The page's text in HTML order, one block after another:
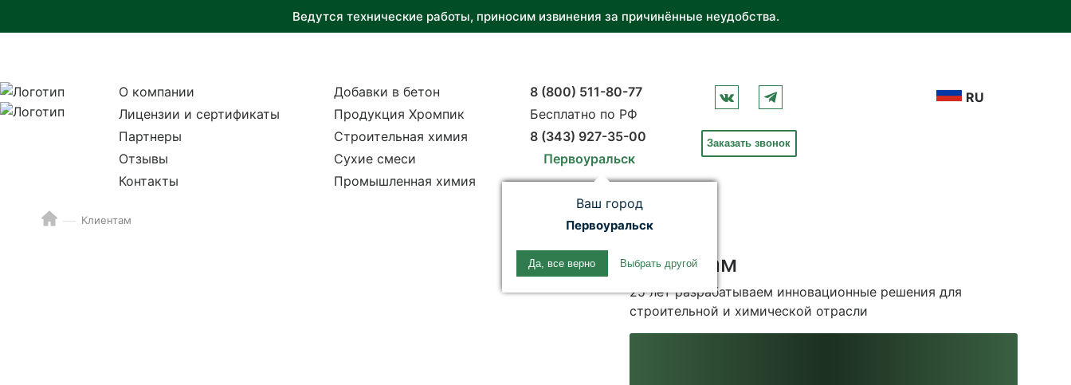
Ведутся технические работы, приносим извинения за причинённые неудобства.
О компании
Лицензии и сертификаты
Партнеры
Отзывы
Контакты
Добавки в бетон
Продукция Хромпик
Строительная химия
Сухие смеси
Промышленная химия
8 (800) 511-80-77
Бесплатно по РФ
8 (343) 927-35-00
Первоуральск
Ваш город
Первоуральск
Да, все верно Выбрать другой
Заказать звонок
RU
Клиентам
Клиентам
25 лет разрабатываем инновационные решения для
строительной и химической отрасли